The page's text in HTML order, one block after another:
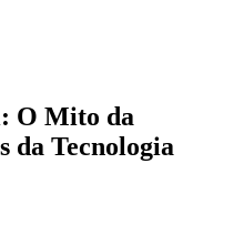
O Mito da
da Tecnologia